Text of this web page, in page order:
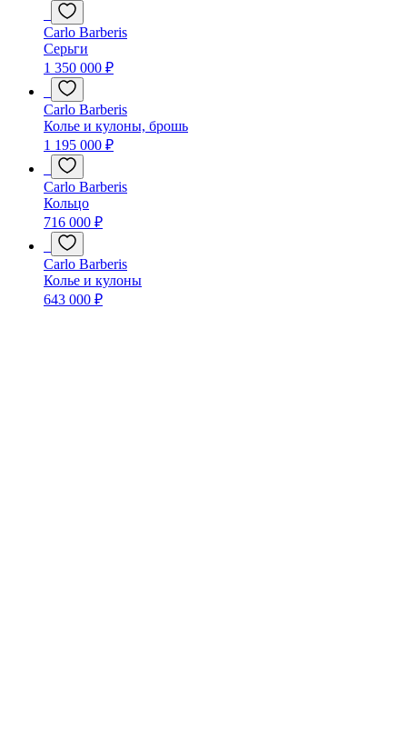
Carlo Barberis
Серьги
1 350 000 ₽
Carlo Barberis
Колье и кулоны, брошь
1 195 000 ₽
Carlo Barberis
Кольцо
716 000 ₽
Carlo Barberis
Колье и кулоны
643 000 ₽